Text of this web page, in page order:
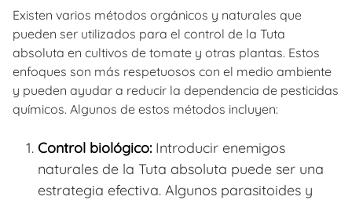
Existen varios métodos orgánicos y naturales que
pueden ser utilizados para el control de la Tuta
absoluta en cultivos de tomate y otras plantas. Estos
enfoques son más respetuosos con el medio ambiente
y pueden ayudar a reducir la dependencia de pesticidas
químicos. Algunos de estos métodos incluyen:
Control biológico:Introducir enemigos
naturales de la Tuta absoluta puede ser una
estrategia efectiva. Algunos parasitoides y